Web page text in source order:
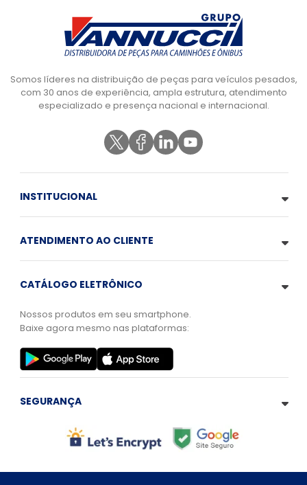
Somos líderes na distribuição de peças para veículos pesados,
com 30 anos de experiência, ampla estrutura, atendimento
especializado e presença nacional e internacional.
INSTITUCIONAL
ATENDIMENTO AO CLIENTE
CATÁLOGO ELETRÔNICO
Nossos produtos em seu smartphone.
Baixe agora mesmo nas plataformas:
SEGURANÇA